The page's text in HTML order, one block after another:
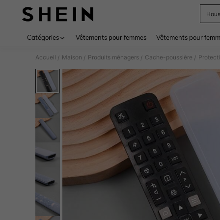
Catégories Vêtements pour femmes Vêtements pour
Accueil / Maison / Produits ménagers / Cache-poussière /